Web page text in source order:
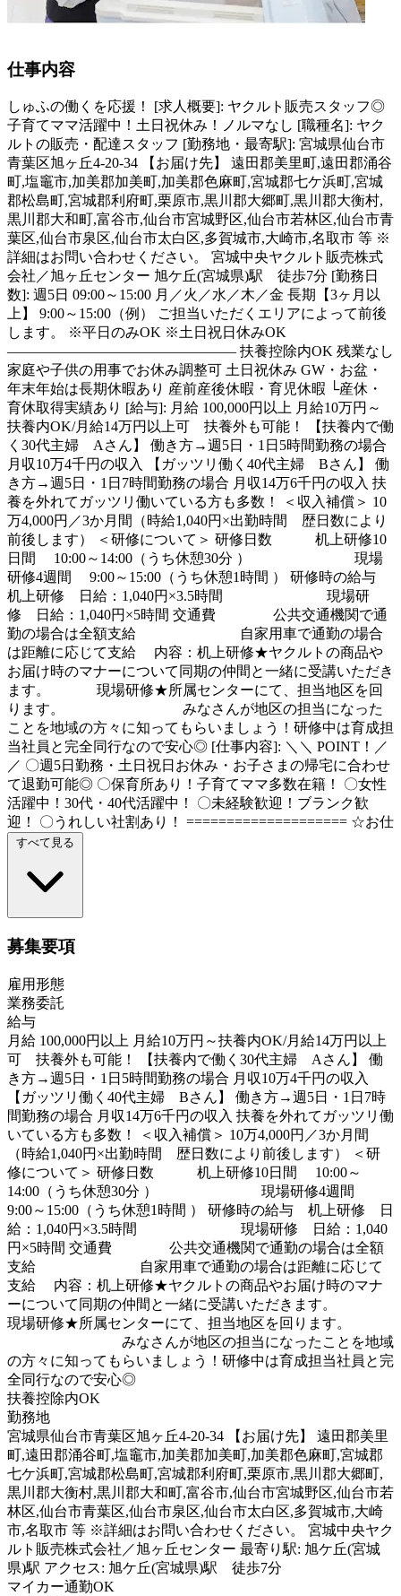
仕事内容
しゅふの働くを応援！ [求人概要]: ヤクルト販売スタッフ◎
子育てママ活躍中！土日祝休み！ノルマなし [職種名]: ヤク
ルトの販売・配達スタッフ [勤務地・最寄駅]: 宮城県仙台市
青葉区旭ヶ丘4-20-34 【お届け先】 遠田郡美里町,遠田郡涌谷
町,塩竈市,加美郡加美町,加美郡色麻町,宮城郡七ケ浜町,宮城
郡松島町,宮城郡利府町,栗原市,黒川郡大郷町,黒川郡大衡村,
黒川郡大和町,富谷市,仙台市宮城野区,仙台市若林区,仙台市青
葉区,仙台市泉区,仙台市太白区,多賀城市,大崎市,名取市 等 ※
詳細はお問い合わせください。 宮城中央ヤクルト販売株式
会社／旭ヶ丘センター 旭ケ丘(宮城県)駅 徒歩7分 [勤務日
数]: 週5日 09:00～15:00 月／火／水／木／金 長期【3ヶ月以
上】 9:00～15:00（例） ご担当いただくエリアによって前後
します。 ※平日のみOK ※土日祝日休みOK
―――――――――――――――― 扶養控除内OK 残業なし
家庭や子供の用事でお休み調整可 土日祝休み GW・お盆・
年末年始は長期休暇あり 産前産後休暇・育児休暇 └産休・
育休取得実績あり [給与]: 月給 100,000円以上 月給10万円～
扶養内OK/月給14万円以上可 扶養外も可能！ 【扶養内で働
く30代主婦 Aさん】 働き方→週5日・1日5時間勤務の場合
月収10万4千円の収入 【ガッツリ働く40代主婦 Bさん】 働
き方→週5日・1日7時間勤務の場合 月収14万6千円の収入 扶
養を外れてガッツリ働いている方も多数！ ＜収入補償＞ 10
万4,000円／3か月間（時給1,040円×出勤時間 歴日数により
前後します） ＜研修について＞ 研修日数 机上研修10
日間 10:00～14:00（うち休憩30分 ） 現場
研修4週間 9:00～15:00（うち休憩1時間 ） 研修時の給与
机上研修 日給：1,040円×3.5時間 現場研
修 日給：1,040円×5時間 交通費 公共交通機関で通
勤の場合は全額支給 自家用車で通勤の場合
は距離に応じて支給 内容：机上研修★ヤクルトの商品や
お届け時のマナーについて同期の仲間と一緒に受講いただき
ます。 現場研修★所属センターにて、担当地区を回
ります。 みなさんが地区の担当になった
ことを地域の方々に知ってもらいましょう！研修中は育成担
当社員と完全同行なので安心◎ [仕事内容]: ＼＼ POINT！／
／ 〇週5日勤務・土日祝日お休み・お子さまの帰宅に合わせ
て退勤可能◎ 〇保育所あり！子育てママ多数在籍！ 〇女性
活躍中！30代・40代活躍中！ 〇未経験歓迎！ブランク歓
迎！ 〇うれしい社割あり！ ==================== ☆お仕
すべて見る
募集要項
雇用形態
業務委託
給与
月給 100,000円以上 月給10万円～扶養内OK/月給14万円以上
可 扶養外も可能！ 【扶養内で働く30代主婦 Aさん】 働
き方→週5日・1日5時間勤務の場合 月収10万4千円の収入
【ガッツリ働く40代主婦 Bさん】 働き方→週5日・1日7時
間勤務の場合 月収14万6千円の収入 扶養を外れてガッツリ働
いている方も多数！ ＜収入補償＞ 10万4,000円／3か月間
（時給1,040円×出勤時間 歴日数により前後します） ＜研
修について＞ 研修日数 机上研修10日間 10:00～
14:00（うち休憩30分 ） 現場研修4週間
9:00～15:00（うち休憩1時間 ） 研修時の給与 机上研修 日
給：1,040円×3.5時間 現場研修 日給：1,040
円×5時間 交通費 公共交通機関で通勤の場合は全額
支給 自家用車で通勤の場合は距離に応じて
支給 内容：机上研修★ヤクルトの商品やお届け時のマナ
ーについて同期の仲間と一緒に受講いただきます。
現場研修★所属センターにて、担当地区を回ります。
みなさんが地区の担当になったことを地域
の方々に知ってもらいましょう！研修中は育成担当社員と完
全同行なので安心◎
扶養控除内OK
勤務地
宮城県仙台市青葉区旭ヶ丘4-20-34 【お届け先】 遠田郡美里
町,遠田郡涌谷町,塩竈市,加美郡加美町,加美郡色麻町,宮城郡
七ケ浜町,宮城郡松島町,宮城郡利府町,栗原市,黒川郡大郷町,
黒川郡大衡村,黒川郡大和町,富谷市,仙台市宮城野区,仙台市若
林区,仙台市青葉区,仙台市泉区,仙台市太白区,多賀城市,大崎
市,名取市 等 ※詳細はお問い合わせください。 宮城中央ヤク
ルト販売株式会社／旭ヶ丘センター 最寄り駅: 旭ケ丘(宮城
県)駅 アクセス: 旭ケ丘(宮城県)駅 徒歩7分
マイカー通勤OK